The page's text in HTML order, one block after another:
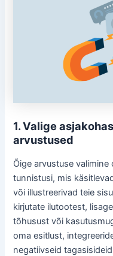
1. Valige
arvustused
Õige arvustuse valimine
tunnistusi, mis
või illustreerivad teie
kirjutate ilutootest,
tõhusust või
oma esitlust,
negatiivseid